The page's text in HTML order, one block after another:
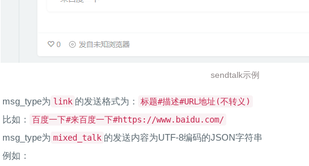
sendtalk示例
msg_type为 link 的发送格式为： 标题#描述#URL地址(不转义)
比如： 百度一下#来百度一下#https://www.baidu.com/
msg_type为 mixed_talk 的发送内容为UTF-8编码的JSON字符串
例如：